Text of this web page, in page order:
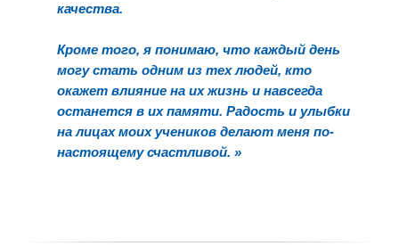
качества.
Кроме того, я понимаю, что каждый день
могу стать одним из тех людей, кто
окажет влияние на их жизнь и навсегда
останется в их памяти. Радость и улыбки
на лицах моих учеников делают меня по-
настоящему счастливой. »